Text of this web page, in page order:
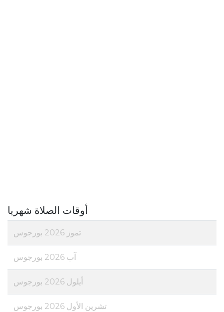
أوقات الصلاة شهريا
تموز 2026 بورجوس
آب 2026 بورجوس
أيلول 2026 بورجوس
تشرين الأول 2026 بورجوس